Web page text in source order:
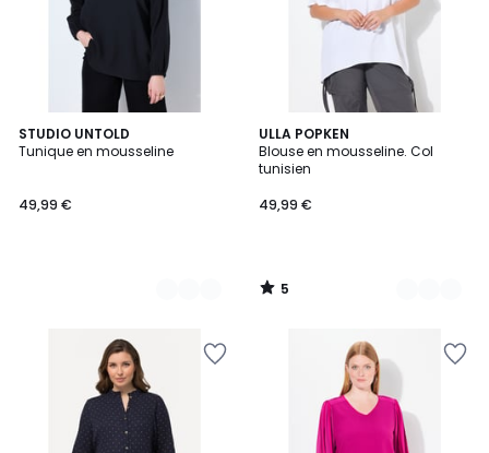
STUDIO UNTOLD
Tunique en mousseline
49,99 €
2
Couleurs
ULLA POPKEN
Blouse en mousseline. Col
tunisien
49,99 €
5
/
5
2
Couleurs
5
/